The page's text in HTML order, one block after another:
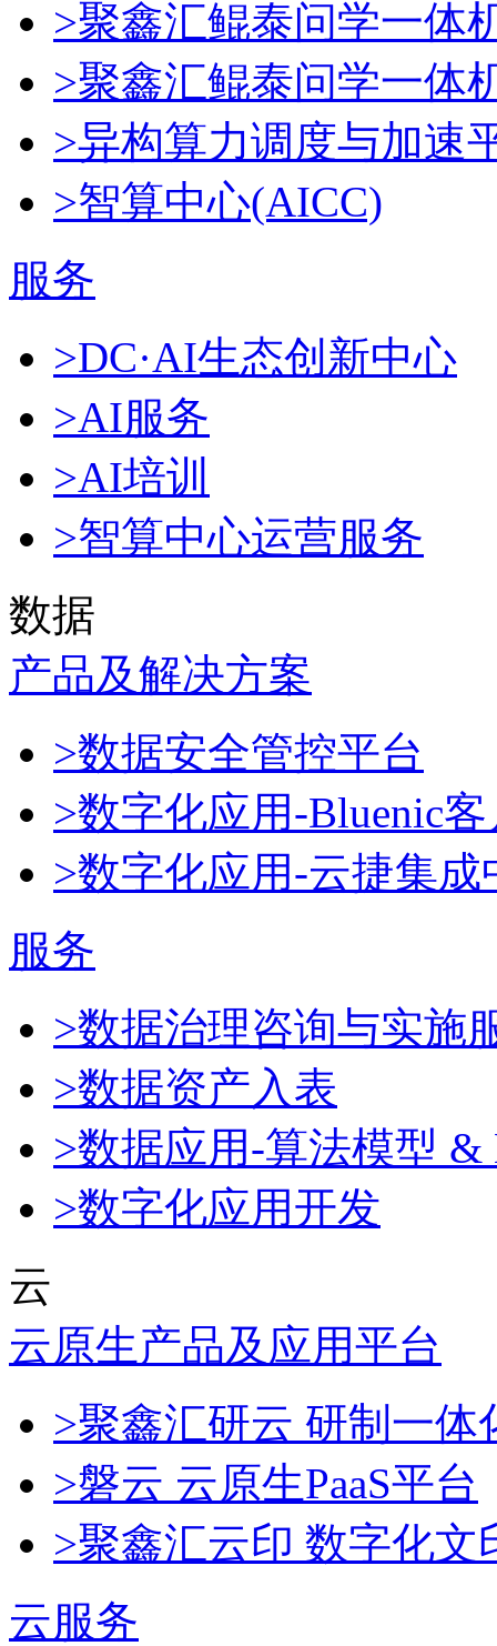
>聚鑫汇鲲泰问学一体
>聚鑫汇鲲泰问学一体
>异构算力调度与加速
>智算中心(AICC)
服务
>DC·AI生态创新中心
>AI服务
>AI培训
>智算中心运营服务
数据
产品及解决方案
>数据安全管控平台
>数字化应用-Bluenic
>数字化应用-云捷集成
服务
>数据治理咨询与实施
>数据资产入表
>数据应用-算法模型 &
>数字化应用开发
云
云原生产品及应用平台
>聚鑫汇研云 研制一
>磐云 云原生PaaS平台
>聚鑫汇云印 数字化文
云服务